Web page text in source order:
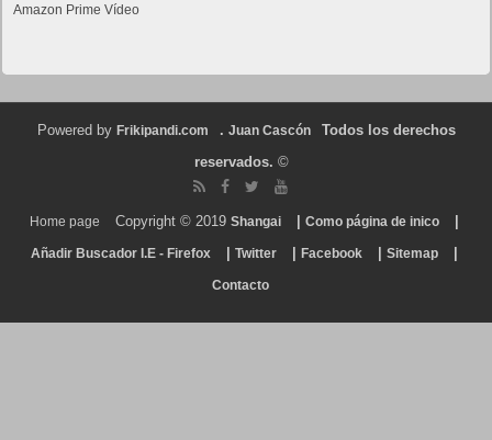
Amazon Prime Vídeo
Powered by Frikipandi.com . Juan Cascón
Todos los derechos
reservados. ©
Home page Copyright © 2019 Shangai | Como página de inico |
Añadir Buscador I.E - Firefox | Twitter | Facebook | Sitemap |
Contacto